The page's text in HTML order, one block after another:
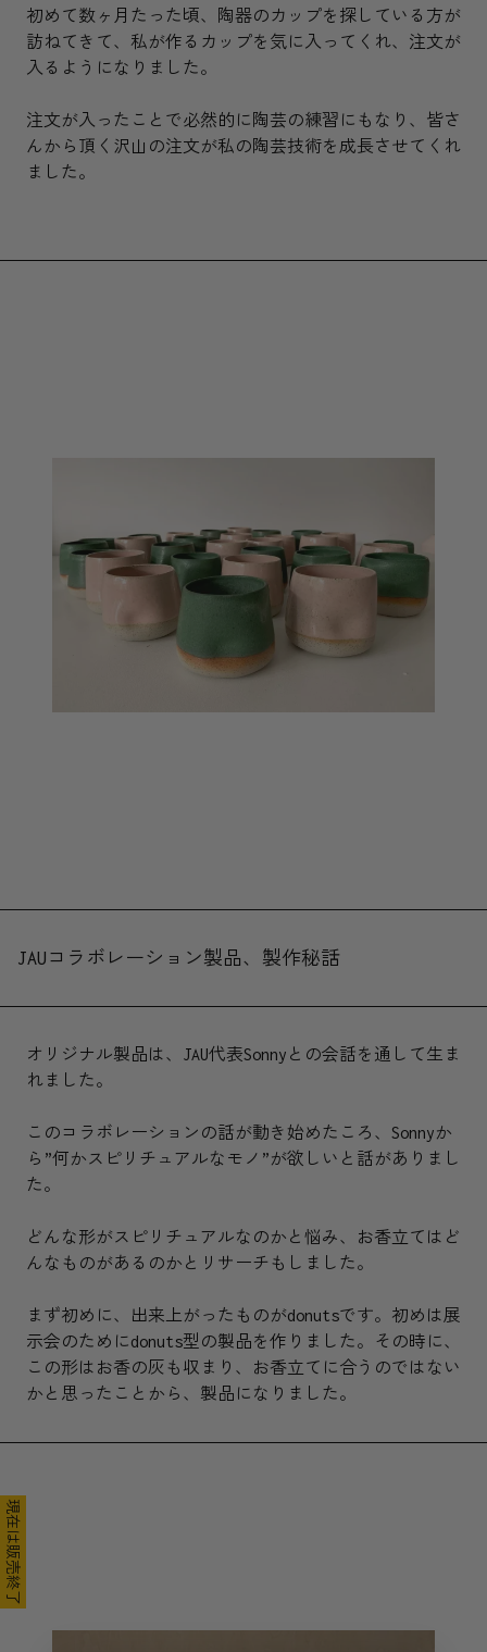
初めて数ヶ月たった頃、陶器のカップを探している方が
訪ねてきて、私が作るカップを気に入ってくれ、注文が
入るようになりました。
注文が入ったことで必然的に陶芸の練習にもなり、皆さ
んから頂く沢山の注文が私の陶芸技術を成長させてくれ
ました。
JAUコラボレーション製品、製作秘話
オリジナル製品は、JAU代表Sonnyとの会話を通して生ま
れました。
このコラボレーションの話が動き始めたころ、Sonnyか
ら”何かスピリチュアルなモノ”が欲しいと話がありまし
た。
どんな形がスピリチュアルなのかと悩み、お香立てはど
んなものがあるのかとリサーチもしました。
まず初めに、出来上がったものがdonutsです。初めは展
示会のためにdonuts型の製品を作りました。その時に、
この形はお香の灰も収まり、お香立てに合うのではない
かと思ったことから、製品になりました。
現在は販売終了